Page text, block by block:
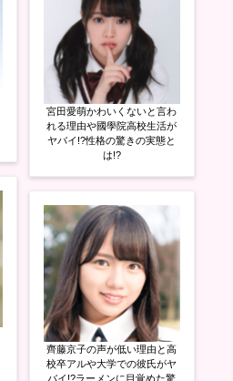
宮田愛萌かわいくないと言わ
れる理由や國學院高校生活が
ヤバイ!?性格の驚きの実態と
は!?
齊藤京子の声が低い理由と高
校卒アルや大学での彼氏がヤ
バイ!?ラーメンに目覚めた驚